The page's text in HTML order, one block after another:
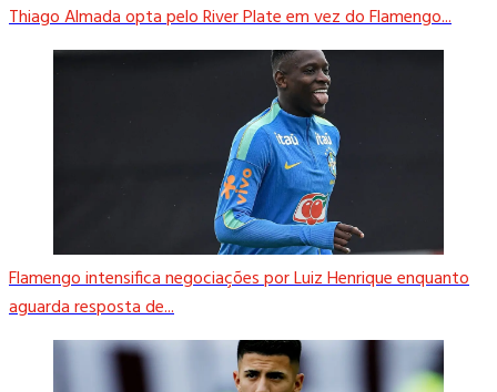
Thiago Almada opta pelo River Plate em vez do Flamengo...
Flamengo intensifica negociações por Luiz Henrique enquanto
aguarda resposta de...